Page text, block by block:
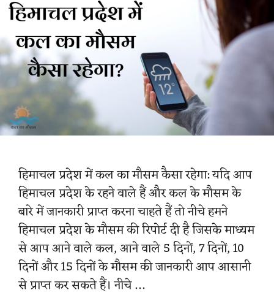
हिमाचल प्रदेश में कल का मौसम कैसा रहेगा: यदि आप
हिमाचल प्रदेश के रहने वाले हैं और कल के मौसम के
बारे में जानकारी प्राप्त करना चाहते हैं तो नीचे हमने
हिमाचल प्रदेश के मौसम की रिपोर्ट दी है जिसके माध्यम
से आप आने वाले कल, आने वाले 5 दिनों, 7 दिनों, 10
दिनों और 15 दिनों के मौसम की जानकारी आप आसानी
से प्राप्त कर सकते हैं। नीचे …